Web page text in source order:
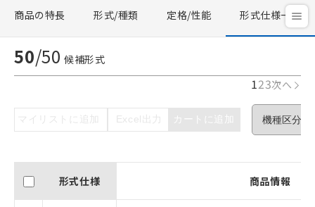
商品の特長 形式/種類 定格/性能 形式仕様一覧
50/50 候補形式
123次へ
マイリストに追加 Excel出力 カートに追加
形式仕様 商品情報